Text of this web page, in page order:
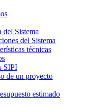
del Sistema
del Sistema
técnicas
SIPI
de un proyecto
estimado